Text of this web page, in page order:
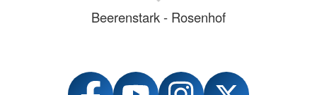
Beerenstark - Rosenhof